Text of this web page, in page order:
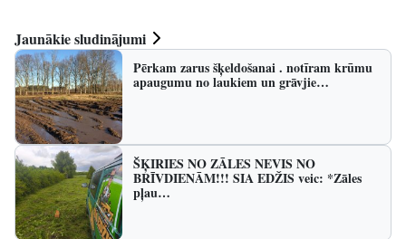
Jaunākie sludinājumi
Pērkam zarus šķeldošanai . notīram krūmu
apaugumu no laukiem un grāvjie…
ŠĶIRIES NO ZĀLES NEVIS NO
BRĪVDIENĀM!!! SIA EDŽIS veic: *Zāles
pļau…